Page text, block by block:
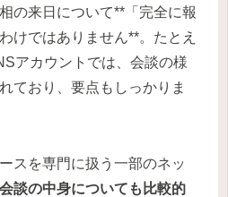
の来日について**「完全に報
けではありません**。たとえ
アカウントでは、会談の様
ており、要点もしっかりま
スを専門に扱う一部のネッ
談の中身についても比較的